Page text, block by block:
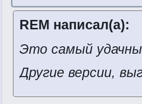
REM написал(а):
Это самый
Другие версии,